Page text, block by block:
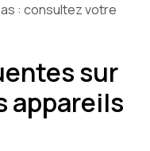
: consultez votre
sur
appareils